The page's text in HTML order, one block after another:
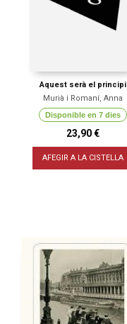
Aquest serà el principi
Murià i Romaní, Anna
Disponible en 7 dies
23,90 €
AFEGIR A LA CISTELLA